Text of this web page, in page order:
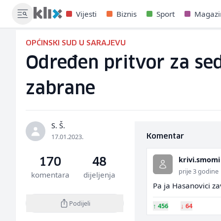
Vijesti Biznis Sport
OPĆINSKI SUD U SARAJEVU
Određen pritvor za
zabrane
S. Š.
17.01.2023.
170
komentara
48
dijeljenja
Podijeli
Komentar
krivi.smomi
prije 3 godine
Pa ja Hasanovici
↑ 456 ↓ 64